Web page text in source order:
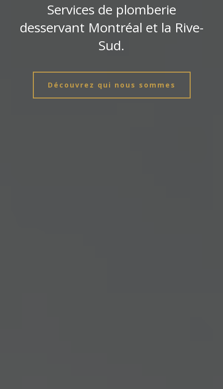
Services de plomberie
desservant Montréal et la Rive-
Sud.
Découvrez qui nous sommes